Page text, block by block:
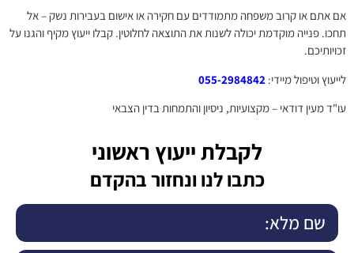
אם אתם או קרוב משפחה מתמודדים עם חקירה או אישום בעבירות נשק – אל
תחכו. פנייה מוקדמת יכולה לשנות את התוצאה לחלוטין. קבלו ייעוץ מקיף והגנו על
זכויותיכם.
לייעוץ וטיפול מיידי: 055-2984842
עו"ד מעין דודאי – מקצועיות, ניסיון והתמחות בדין הצבאי
לקבלת ייעוץ ראשוני
כתבו לנו ונחזור בהקדם